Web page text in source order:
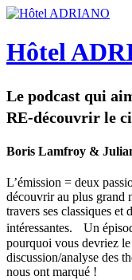
Hôtel
Le podcast qui
RE-découvrir le
Boris Lamfroy &
L’émission = deux
découvrir au plus grand
travers ses classiques et
intéressantes. Un
pourquoi vous devriez
discussion/analyse des
nous ont marqué !